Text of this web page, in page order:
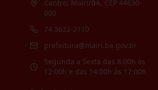
Centro, Mairi/BA, CEP 44630-
000
74 3632-2110
prefeitura@mairi.ba.gov.br
Segunda a Sexta das 8:00h às
12:00h e das 14:00h às 17:00h